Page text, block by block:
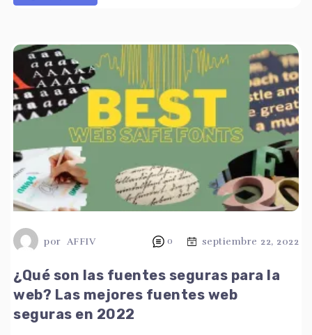
por AFFIV 0 septiembre 22, 2022
¿Qué son las fuentes seguras para la
web? Las mejores fuentes web
seguras en 2022